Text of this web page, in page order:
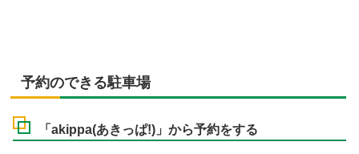
予約のできる駐車場
「akippa(あきっぱ!)」から予約をする